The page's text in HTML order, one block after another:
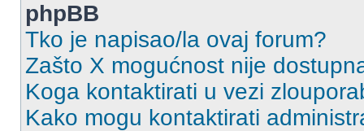
phpBB
Tko je napisao/la ovaj forum?
Zašto X mogućnost nije
Koga kontaktirati u vezi
Kako mogu kontaktirati